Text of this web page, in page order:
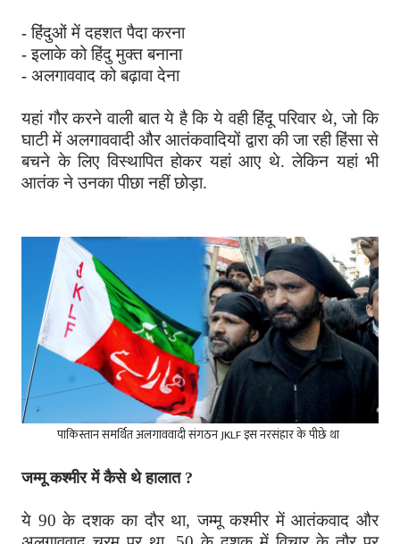
-हिंदुओं में दहशत पैदा करना
-इलाके को हिंदु मुक्त बनाना
- अलगाववाद को बढ़ावा देना
यहां गौर करने वाली बात ये है कि ये वही हिंदू परिवार थे, जो कि
घाटी में अलगाववादी और आतंकवादियों द्वारा की जा रही हिंसा से
बचने के लिए विस्थापित होकर यहां आए थे. लेकिन यहां भी
आतंक ने उनका पीछा नहीं छोड़ा.
पाकिस्तान समर्थित अलगाववादी संगठन JKLF इस नरसंहार के पीछे था
जम्मू कश्मीर में कैसे थे हालात ?
ये 90 के दशक का दौर था, जम्मू कश्मीर में आतंकवाद और